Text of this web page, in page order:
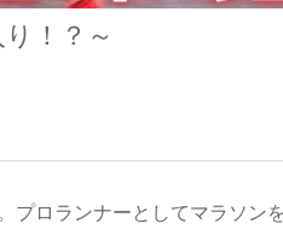
！？～
プロランナーとしてマラソン